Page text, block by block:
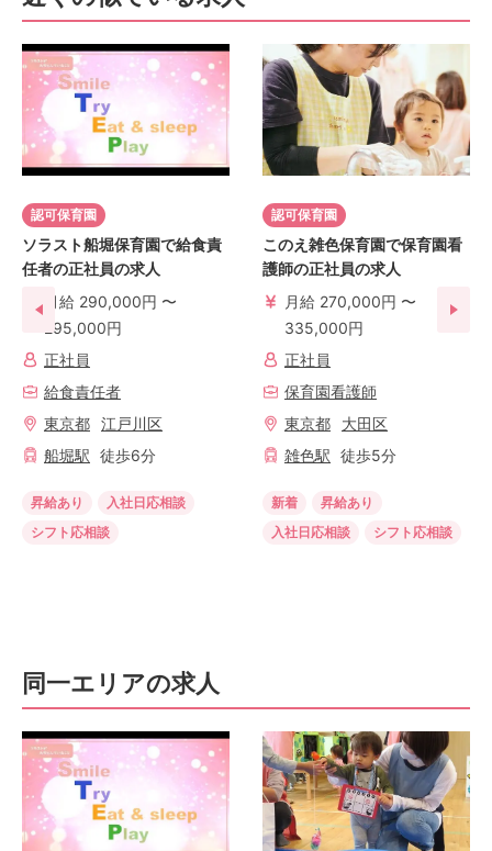
認可保育園
ソラスト船堀保育園で給食責
任者の正社員の求人
月給 290,000円 〜
295,000円
正社員
給食責任者
東京都 江戸川区
船堀駅 徒歩6分
昇給あり
入社日応相談
シフト応相談
認可保育園
このえ雑色保育園で保育園看
護師の正社員の求人
月給 270,000円 〜
335,000円
正社員
保育園看護師
東京都
大田区
雑色駅 徒歩5分
新着
昇給あり
入社日応相談
シフト応相談
同一エリアの求人